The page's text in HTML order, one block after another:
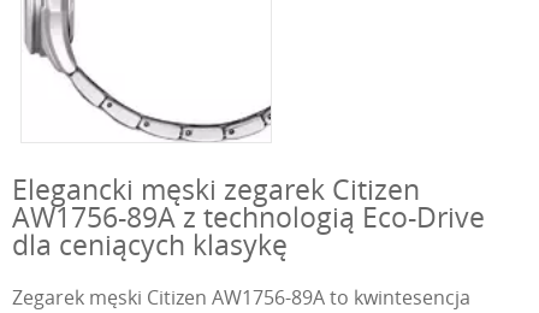
Elegancki męski zegarek Citizen
AW1756-89A z technologią Eco-Drive
dla ceniących klasykę
Zegarek męski Citizen AW1756-89A to kwintesencja